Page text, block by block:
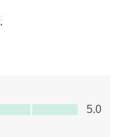
5.0